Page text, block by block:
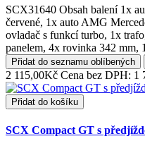
SCX31640 Obsah balení 1x
červené, 1x auto AMG
ovladač s funkcí turbo, 1x
panelem, 4x rovinka 342 mm,
Přidat do seznamu oblíbených
2 115,00Kč Cena bez DPH: 1
Přidat do košíku
SCX Compact GT s